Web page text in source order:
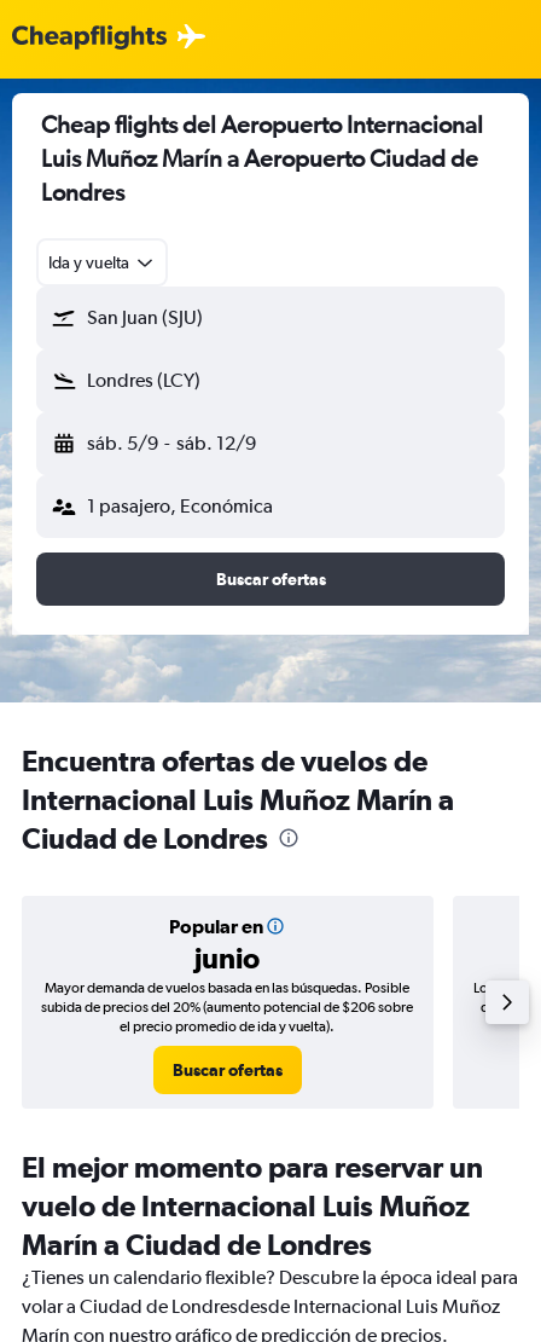
Cheap flights del Aeropuerto Internacional
Luis Muñoz Marín a Aeropuerto Ciudad de
Londres
Ida y vuelta
San Juan (SJU)
Londres (LCY)
sáb. 5/9 - sáb. 12/9
1 pasajero, Económica
Buscar ofertas
Encuentra ofertas de vuelos de
Internacional Luis Muñoz Marín a
Ciudad de Londres
Popular en
junio
Mayor demanda de vuelos basada en las búsquedas. Posible
subida de precios del 20% (aumento potencial de $206 sobre
el precio promedio de ida y vuelta).
Buscar ofertas
Los
de
El mejor momento para reservar un
vuelo de Internacional Luis Muñoz
Marín a Ciudad de Londres
¿Tienes un calendario flexible? Descubre la época ideal para
volar a Ciudad de Londresdesde Internacional Luis Muñoz
Marín con nuestro gráfico de predicción de precios.